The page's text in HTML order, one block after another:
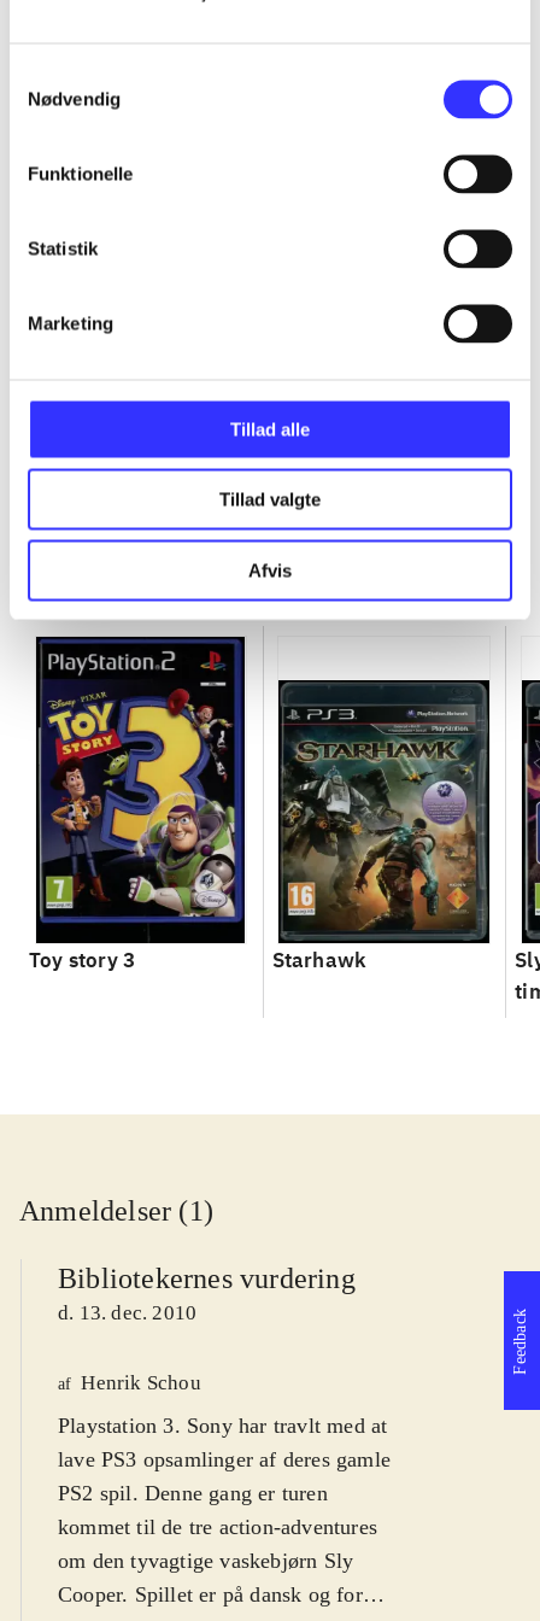
Nødvendig
Funktionelle
Statistik
Marketing
Tillad alle
Tillad valgte
Afvis
...
...
Toy story 3 Starhawk
Anmeldelser (1)
Bibliotekernes vurdering
d. 13. dec. 2010
af Henrik Schou
Playstation 3. Sony har travlt med at
lave PS3 opsamlinger af deres gamle
PS2 spil. Denne gang er turen
kommet til de tre action-adventures
om den tyvagtige vaskebjørn Sly
Cooper. Spillet er på dansk og for
Feedback